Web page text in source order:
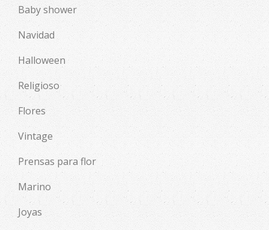
Baby shower
Navidad
Halloween
Religioso
Flores
Vintage
Prensas para flor
Marino
Joyas